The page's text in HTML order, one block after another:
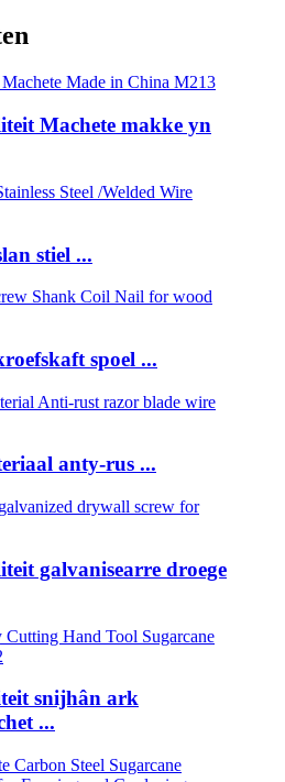
Machete makke yn
stiel ...
spoel ...
anty-rus ...
galvanisearre droege
snijhân ark
...